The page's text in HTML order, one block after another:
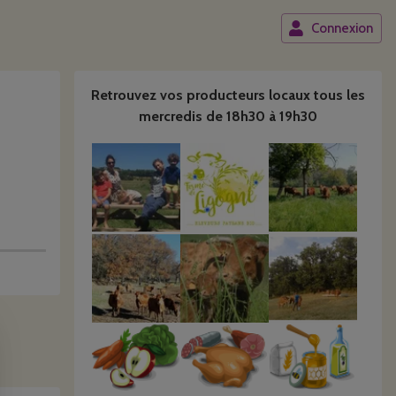
Connexion
Retrouvez vos producteurs locaux tous les
mercredis de 18h30 à 19h30